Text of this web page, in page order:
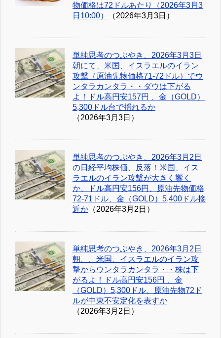
物価格は72ドルあたり（2026年3月3
日10:00）
（2026年3月3日）
単純思考のつぶやき、2026年3月3日
朝にて、米国、イスラエルのイラン
攻撃（原油先物価格71-72ドル）でウ
ンタラカンタラ・・ダウは下がる
よ！ドル高円安157円 、金（GOLD）
5,300ドル台で揺れるか
（2026年3月3日）
単純思考のつぶやき、2026年3月2日
の日経平均株価、反落！米国、イス
ラエルのイラン攻撃が大きく響く
か、ドル高円安156円、原油先物価格
72-71ドル、金（GOLD）5,400ドル接
近か （2026年3月2日）
単純思考のつぶやき、2026年3月2日
朝、、米国、イスラエルのイラン攻
撃からウンタラカンタラ・・株は下
がるよ！ドル高円安156円 、金
（GOLD）5,300ドル、原油先物72ド
ルが中東不安定化を表すか
（2026年3月2日）